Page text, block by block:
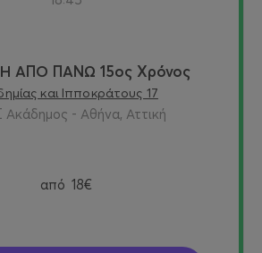
ΑΠΟ ΠΑΝΩ 15ος Χρόνος
και Ιπποκράτους 17
Ακάδημος - Αθήνα, Αττική
από 18€